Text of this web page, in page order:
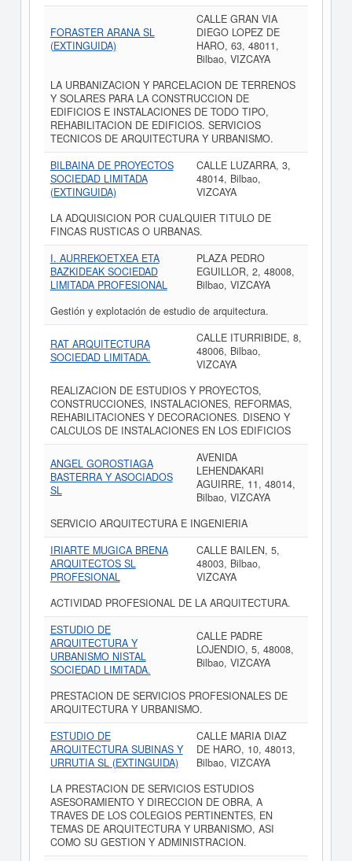
FORASTER ARANA SL
(EXTINGUIDA)
CALLE GRAN VIA
DIEGO LOPEZ DE
HARO, 63, 48011,
Bilbao, VIZCAYA
LA URBANIZACION Y PARCELACION DE TERRENOS
Y SOLARES PARA LA CONSTRUCCION DE
EDIFICIOS E INSTALACIONES DE TODO TIPO,
REHABILITACION DE EDIFICIOS. SERVICIOS
TECNICOS DE ARQUITECTURA Y URBANISMO.
BILBAINA DE PROYECTOS
SOCIEDAD LIMITADA
(EXTINGUIDA)
CALLE LUZARRA, 3,
48014, Bilbao,
VIZCAYA
LA ADQUISICION POR CUALQUIER TITULO DE
FINCAS RUSTICAS O URBANAS.
I. AURREKOETXEA ETA
BAZKIDEAK SOCIEDAD
LIMITADA PROFESIONAL
PLAZA PEDRO
EGUILLOR, 2, 48008,
Bilbao, VIZCAYA
Gestión y explotación de estudio de arquitectura.
RAT ARQUITECTURA
SOCIEDAD LIMITADA.
CALLE ITURRIBIDE, 8,
48006, Bilbao,
VIZCAYA
REALIZACION DE ESTUDIOS Y PROYECTOS,
CONSTRUCCIONES, INSTALACIONES, REFORMAS,
REHABILITACIONES Y DECORACIONES. DISENO Y
CALCULOS DE INSTALACIONES EN LOS EDIFICIOS
ANGEL GOROSTIAGA
BASTERRA Y ASOCIADOS
SL
AVENIDA
LEHENDAKARI
AGUIRRE, 11, 48014,
Bilbao, VIZCAYA
SERVICIO ARQUITECTURA E INGENIERIA
IRIARTE MUGICA BRENA
ARQUITECTOS SL
PROFESIONAL
CALLE BAILEN, 5,
48003, Bilbao,
VIZCAYA
ACTIVIDAD PROFESIONAL DE LA ARQUITECTURA.
ESTUDIO DE
ARQUITECTURA Y
URBANISMO NISTAL
SOCIEDAD LIMITADA.
CALLE PADRE
LOJENDIO, 5, 48008,
Bilbao, VIZCAYA
PRESTACION DE SERVICIOS PROFESIONALES DE
ARQUITECTURA Y URBANISMO.
ESTUDIO DE
ARQUITECTURA SUBINAS Y
URRUTIA SL (EXTINGUIDA)
CALLE MARIA DIAZ
DE HARO, 10, 48013,
Bilbao, VIZCAYA
LA PRESTACION DE SERVICIOS ESTUDIOS
ASESORAMIENTO Y DIRECCION DE OBRA, A
TRAVES DE LOS COLEGIOS PERTINENTES, EN
TEMAS DE ARQUITECTURA Y URBANISMO, ASI
COMO SU GESTION Y ADMINISTRACION.